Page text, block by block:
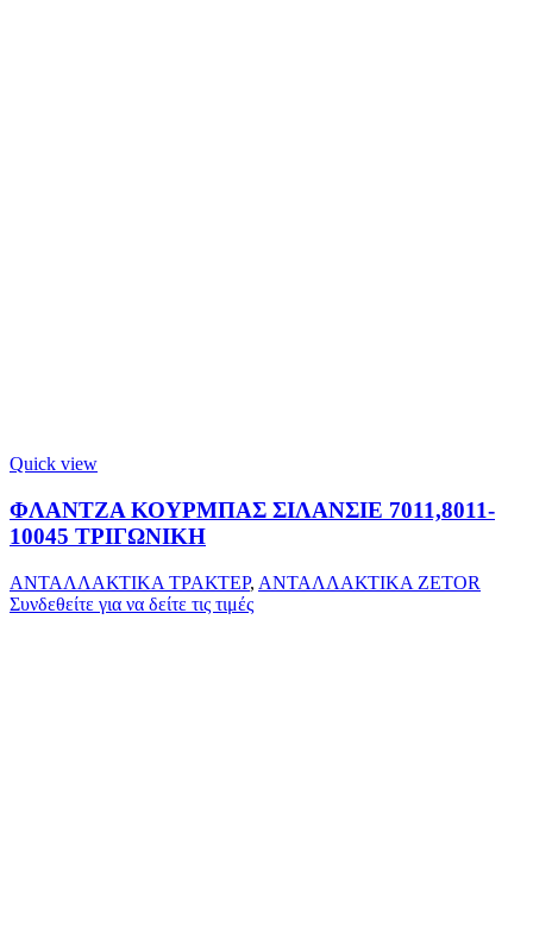
Quick view
ΦΛΑΝΤΖΑ ΚΟΥΡΜΠΑΣ ΣΙΛΑΝΣΙΕ 7011,8011-
10045 ΤΡΙΓΩΝΙΚΗ
ΑΝΤΑΛΛΑΚΤΙΚΑ ΤΡΑΚΤΕΡ, ΑΝΤΑΛΛΑΚΤΙΚΑ ZETOR
Συνδεθείτε για να δείτε τις τιμές